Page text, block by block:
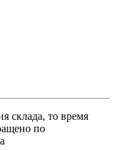
склада, то время
по